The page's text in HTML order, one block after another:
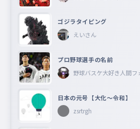
ゴジラタイピング
えいさん
プロ野球選手の名前
野球バスケ大好き人間
日本の元号【大化〜令和】
zsrtrgh